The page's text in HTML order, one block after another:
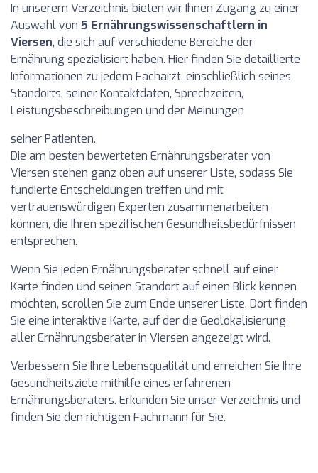
In unserem Verzeichnis bieten wir Ihnen Zugang zu einer
Auswahl von 5 Ernährungswissenschaftlern in
Viersen, die sich auf verschiedene Bereiche der
Ernährung spezialisiert haben. Hier finden Sie detaillierte
Informationen zu jedem Facharzt, einschließlich seines
Standorts, seiner Kontaktdaten, Sprechzeiten,
Leistungsbeschreibungen und der Meinungen
seiner Patienten.
Die am besten bewerteten Ernährungsberater von
Viersen stehen ganz oben auf unserer Liste, sodass Sie
fundierte Entscheidungen treffen und mit
vertrauenswürdigen Experten zusammenarbeiten
können, die Ihren spezifischen Gesundheitsbedürfnissen
entsprechen.
Wenn Sie jeden Ernährungsberater schnell auf einer
Karte finden und seinen Standort auf einen Blick kennen
möchten, scrollen Sie zum Ende unserer Liste. Dort finden
Sie eine interaktive Karte, auf der die Geolokalisierung
aller Ernährungsberater in Viersen angezeigt wird.
Verbessern Sie Ihre Lebensqualität und erreichen Sie Ihre
Gesundheitsziele mithilfe eines erfahrenen
Ernährungsberaters. Erkunden Sie unser Verzeichnis und
finden Sie den richtigen Fachmann für Sie.